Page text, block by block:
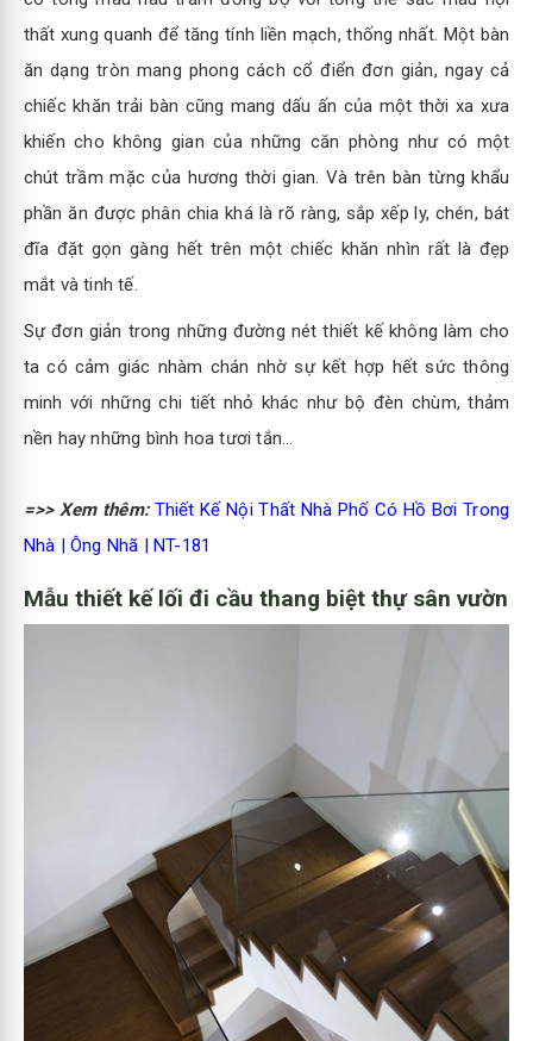
thất xung quanh để tăng tính liền mạch, thống nhất. Một bàn
ăn dạng tròn mang phong cách cổ điển đơn giản, ngay cả
chiếc khăn trải bàn cũng mang dấu ấn của một thời xa xưa
khiến cho không gian của những căn phòng như có một
chút trầm mặc của hương thời gian. Và trên bàn từng khẩu
phần ăn được phân chia khá là rõ ràng, sắp xếp ly, chén, bát
đĩa đặt gọn gàng hết trên một chiếc khăn nhìn rất là đẹp
mắt và tinh tế.
Sự đơn giản trong những đường nét thiết kế không làm cho
ta có cảm giác nhàm chán nhờ sự kết hợp hết sức thông
minh với những chi tiết nhỏ khác như bộ đèn chùm, thảm
nền hay những bình hoa tươi tắn...
=>> Xem thêm: Thiết Kế Nội Thất Nhà Phố Có Hồ Bơi Trong
Nhà | Ông Nhã | NT-181
Mẫu thiết kế lối đi cầu thang biệt thự sân vườn